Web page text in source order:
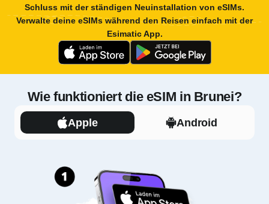
Schluss mit der ständigen Neuinstallation von eSIMs.
Verwalte deine eSIMs während den Reisen einfach mit der
Esimatic App.
Wie funktioniert die eSIM in Brunei?
Apple Android